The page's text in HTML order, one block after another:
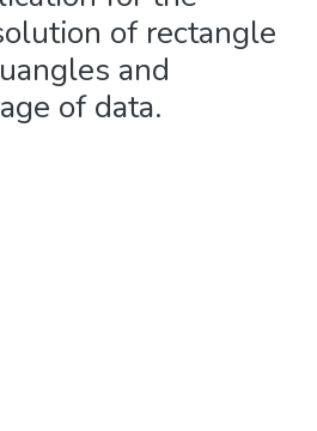
of rectangle
and
of data.